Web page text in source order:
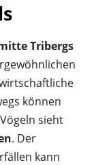
Tribergs
können
sieht
. Der
kann